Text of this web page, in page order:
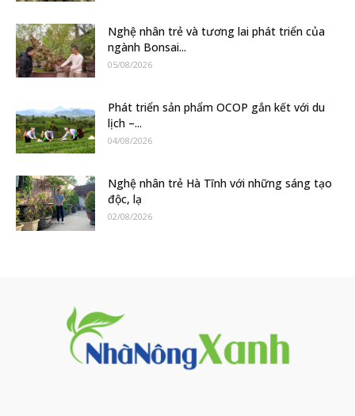
Nghệ nhân trẻ và tương lai phát triển của
ngành Bonsai...
05/08/2026
Phát triển sản phẩm OCOP gắn kết với du
lịch –...
04/08/2026
Nghệ nhân trẻ Hà Tĩnh với những sáng tạo
độc, lạ
02/08/2026